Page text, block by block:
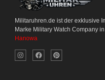
Militaruhren.de ist der exklusive
Marke Military Watch Company
Hanowa